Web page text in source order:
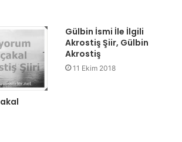
Gülbin İsmi İle İlgili
Akrostiş Şiir, Gülbin
Akrostiş
11 Ekim 2018